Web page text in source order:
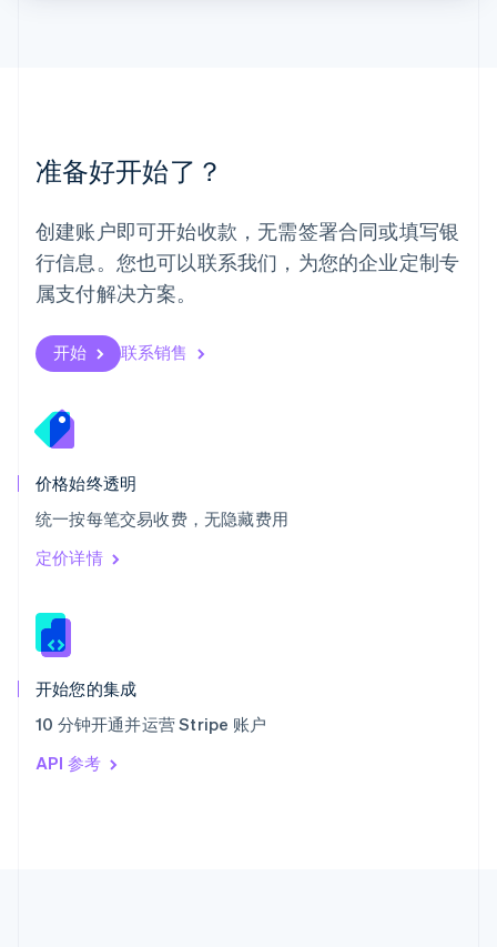
准备好开始了？
创建账户即可开始收款，无需签署合同或填写银
行信息。您也可以联系我们，为您的企业定制专
属支付解决方案。
开始 联系销售
价格始终透明
统一按每笔交易收费，无隐藏费用
定价详情
开始您的集成
10 分钟开通并运营 Stripe 账户
API 参考
日本
日本語English
SvenskaEnglish
瑞士
DeutschFrançais ItalianoEnglish
塞浦路斯
斯洛伐克
English
English
泰国
ไทย
希腊
English
西班牙
Español
新加坡
新西兰
匈牙利
English
ItalianoEnglish
印度
English